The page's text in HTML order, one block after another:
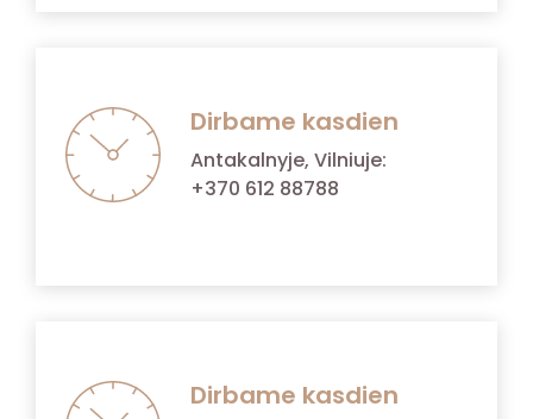
Dirbame kasdien
Antakalnyje, Vilniuje:
+370 612 88788
Dirbame kasdien